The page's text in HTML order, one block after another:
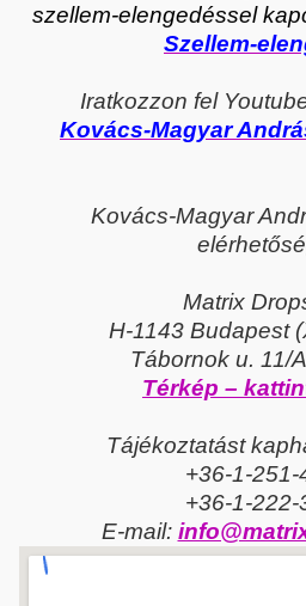
szellem-elengedéssel
Szellem-
Iratkozzon fel
Kovács-Magyar
Kovács-Magyar
Matrix
H-1143 Budapest
Tábornok u. 11/
Térkép –
Tájékoztatást
+36-1-251-
+36-1-222-
E-mail: